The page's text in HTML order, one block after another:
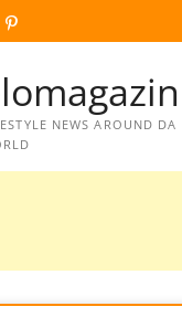
googleplus
pinterest
NEWS AROUND DA